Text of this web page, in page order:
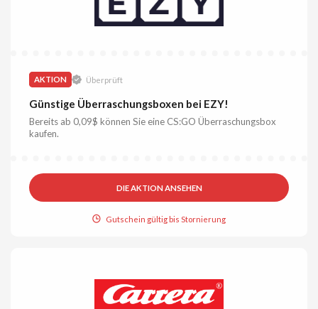
AKTION Überprüft
Günstige Überraschungsboxen bei EZY!
Bereits ab 0,09$ können Sie eine CS:GO Überraschungsbox
kaufen.
DIE AKTION ANSEHEN
Gutschein gültig bis Stornierung